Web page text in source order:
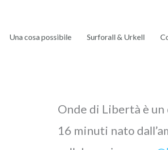
Una cosa possibile Surforall & Urkell
Onde di Libertà è
16 minuti nato